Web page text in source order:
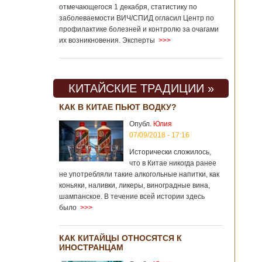
отмечающегося 1 декабря, статистику по
заболеваемости ВИЧ/СПИД огласил Центр по
профилактике болезней и контролю за очагами
их возникновения. Эксперты >>>
КИТАЙСКИЕ ТРАДИЦИИ »
КАК В КИТАЕ ПЬЮТ ВОДКУ?
Опубл. Юлия
07/09/2018 - 17:16
Исторически сложилось,
что в Китае никогда ранее
не употребляли такие алкогольные напитки, как
коньяки, наливки, ликеры, виноградные вина,
шампанское. В течение всей истории здесь
было >>>
КАК КИТАЙЦЫ ОТНОСЯТСЯ К
ИНОСТРАНЦАМ